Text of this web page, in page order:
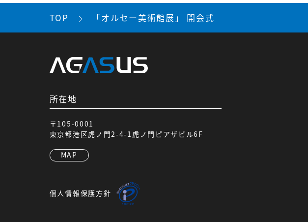
TOP 「オルセー美術館展」 開会式
所在地
〒105-0001
東京都港区虎ノ門2-4-1虎ノ門ピアザビル6F
MAP
個人情報保護方針